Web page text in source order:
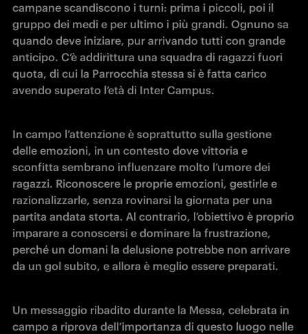
campane scandiscono i turni: prima i piccoli, poi il
gruppo dei medi e per ultimo i più grandi. Ognuno sa
quando deve iniziare, pur arrivando tutti con grande
anticipo. C’è addirittura una squadra di ragazzi fuori
quota, di cui la Parrocchia stessa si è fatta carico
avendo superato l’età di Inter Campus.
In campo l’attenzione è soprattutto sulla gestione
delle emozioni, in un contesto dove vittoria e
sconfitta sembrano influenzare molto l’umore dei
ragazzi. Riconoscere le proprie emozioni, gestirle e
razionalizzarle, senza rovinarsi la giornata per una
partita andata storta. Al contrario, l’obiettivo è proprio
imparare a conoscersi e dominare la frustrazione,
perché un domani la delusione potrebbe non arrivare
da un gol subito, e allora è meglio essere preparati.
Un messaggio ribadito durante la Messa, celebrata in
campo a riprova dell’importanza di questo luogo nelle